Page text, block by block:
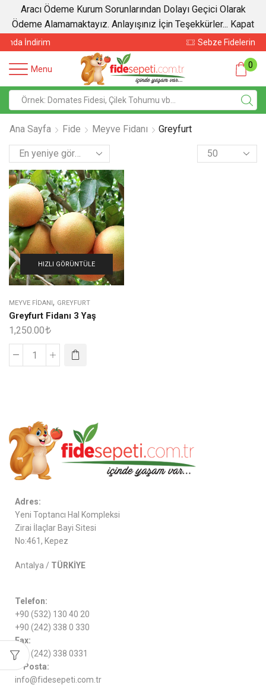
Aracı Ödeme Kurum Sorunlarından Dolayı Geçici Olarak
Ödeme Alamamaktayız. Anlayışınız İçin Teşekkürler... Kapat
Sebze Fidelerinde İndirim
Menu 0
Ana Sayfa Fide Meyve Fidanı Greyfurt
HIZLI GÖRÜNTÜLE
MEYVE FIDANI , GREYFURT
Greyfurt Fidanı 3 Yaş
1,250.00
Adres:
Yeni Toptancı Hal Kompleksi
Zirai İlaçlar Bayi Sitesi
No:461, Kepez
Antalya / TÜRKİYE
Telefon:
+90 (532) 130 40 20
+90 (242) 338 0 330
Fax:
+90 (242) 338 0331
e-Posta:
info@fidesepeti.com.tr